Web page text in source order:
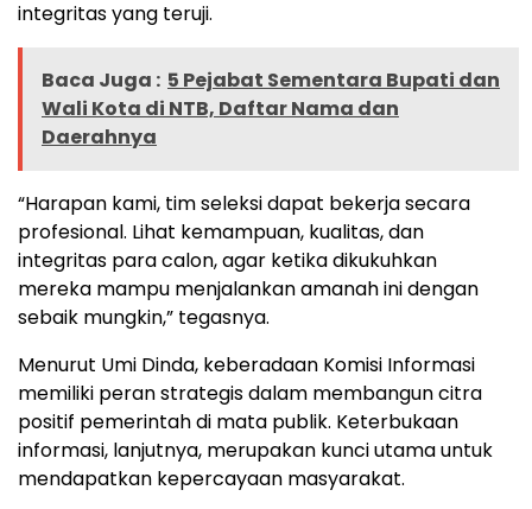
integritas yang teruji.
Baca Juga : 5 Pejabat Sementara Bupati dan
Wali Kota di NTB, Daftar Nama dan
Daerahnya
“Harapan kami, tim seleksi dapat bekerja secara
profesional. Lihat kemampuan, kualitas, dan
integritas para calon, agar ketika dikukuhkan
mereka mampu menjalankan amanah ini dengan
sebaik mungkin,” tegasnya.
Menurut Umi Dinda, keberadaan Komisi Informasi
memiliki peran strategis dalam membangun citra
positif pemerintah di mata publik. Keterbukaan
informasi, lanjutnya, merupakan kunci utama untuk
mendapatkan kepercayaan masyarakat.